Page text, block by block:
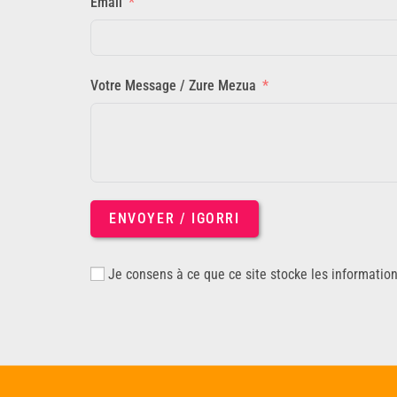
Votre Message / Zure Mezua
ENVOYER / IGORRI
Je consens à ce que ce site stocke les